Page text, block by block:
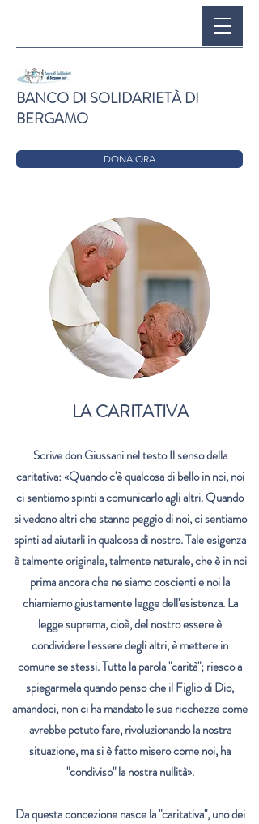
BANCO DI SOLIDARIETÀ DI
BERGAMO
DONA ORA
LA CARITATIVA
Scrive don Giussani nel testo Il senso della
caritativa:«Quando c'è qualcosa di bello in noi, noi
ci sentiamo spinti a comunicarlo agli altri. Quando
si vedono altri che stanno peggio di noi, ci sentiamo
spinti ad aiutarli in qualcosa di nostro. Tale esigenza
è talmente originale, talmente naturale, che è in noi
prima ancora che ne siamo coscienti e noi la
chiamiamo giustamente legge dell'esistenza. La
legge suprema, cioè, del nostro essere è
condividere l'essere degli altri, è mettere in
comune se stessi. Tutta la parola "carità"; riesco a
spiegarmela quando penso che il Figlio di Dio,
amandoci, non ci ha mandato le sue ricchezze come
avrebbe potuto fare, rivoluzionando la nostra
situazione, ma si è fatto misero come noi, ha
"condiviso" la nostra nullità».
Da questa concezione nasce la "caritativa", uno dei